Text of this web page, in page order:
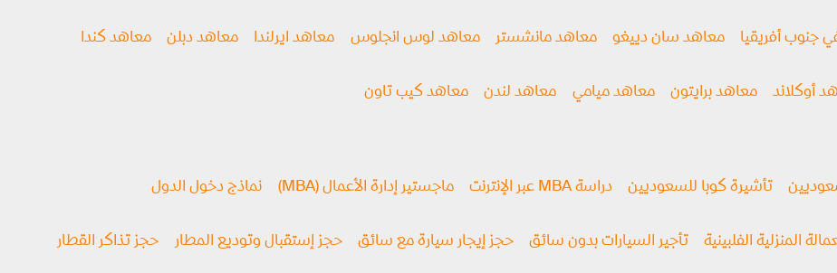
جنوب أفريقيا معاهد سان دييغو معاهد مانشستر معاهد لوس انجلوس معاهد ايرلندا معاهد دبلن معاهد كندا
أوكلاند معاهد برايتون معاهد ميامي معاهد لندن معاهد كيب تاون
تأشيرة كوبا للسعوديين دراسة MBA عبر الإنترنت ماجستير إدارة الأعمال (MBA) نماذج دخول الدول
المنزلية الفلبينية تأجير السيارات بدون سائق حجز إيجار سيارة مع سائق حجز إستقبال وتوديع المطار حجز تذاكر القطار